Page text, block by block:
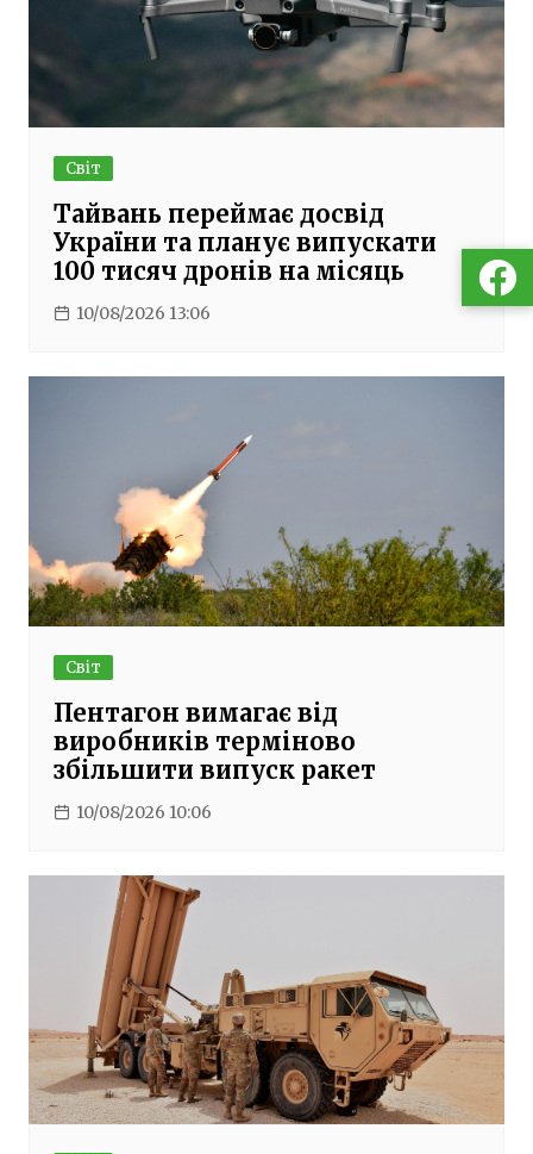
Світ
Тайвань переймає досвід
України та планує випускати
100 тисяч дронів на місяць
10/08/2026 13:06
Світ
Пентагон вимагає від
виробників терміново
збільшити випуск ракет
10/08/2026 10:06